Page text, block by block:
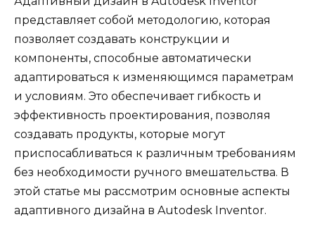
представляет собой методологию, которая
позволяет создавать конструкции и
компоненты, способные автоматически
адаптироваться к изменяющимся параметрам
и условиям. Это обеспечивает гибкость и
эффективность проектирования, позволяя
создавать продукты, которые могут
приспосабливаться к различным требованиям
без необходимости ручного вмешательства. В
этой статье мы рассмотрим основные аспекты
адаптивного дизайна в Autodesk Inventor.